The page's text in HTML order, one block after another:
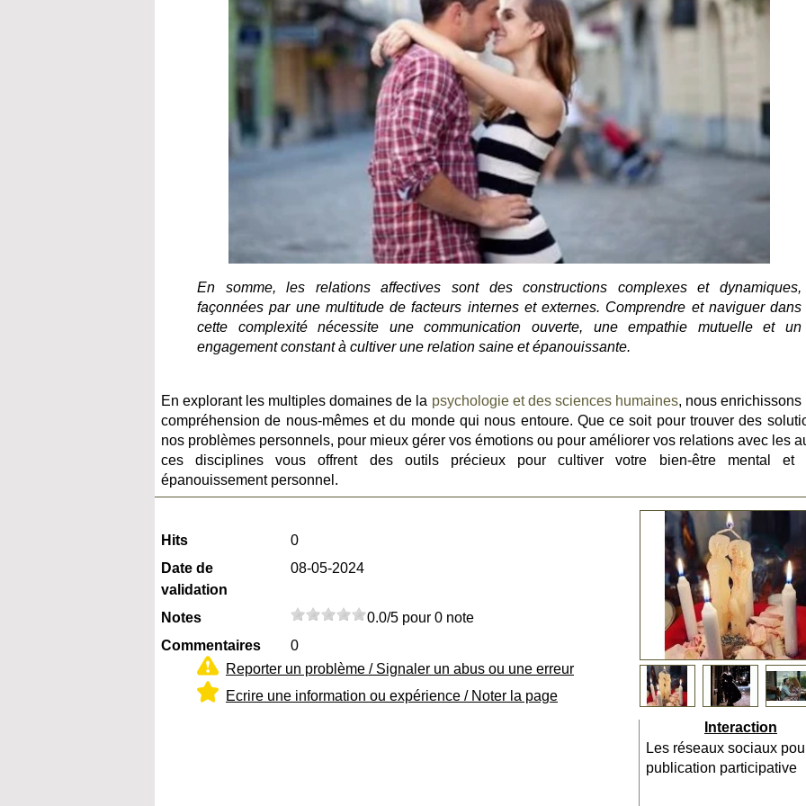
En somme, les relations affectives sont des constructions complexes et dynamiques,
façonnées par une multitude de facteurs internes et externes. Comprendre et naviguer dans
cette complexité nécessite une communication ouverte, une empathie mutuelle et un
engagement constant à cultiver une relation saine et épanouissante.
En explorant les multiples domaines de la psychologie et des sciences humaines, nous enrichissons
compréhension de nous-mêmes et du monde qui nous entoure. Que ce soit pour trouver des
nos problèmes personnels, pour mieux gérer vos émotions ou pour améliorer vos relations avec les
ces disciplines vous offrent des outils précieux pour cultiver votre bien-être mental et
épanouissement personnel.
Hits
0
Date de
validation
08-05-2024
Notes
0.0/5 pour 0 note
Commentaires
0
Reporter un problème / Signaler un abus ou une erreur
Ecrire une information ou expérience / Noter la page
Interaction
Les réseaux sociaux
publication participative